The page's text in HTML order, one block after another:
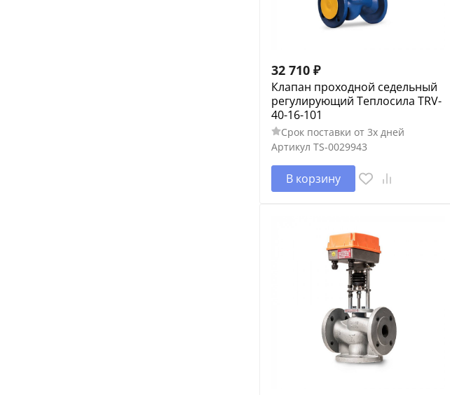
32 710 ₽
Клапан проходной седельный
регулирующий Теплосила TRV-
40-16-101
Срок поставки от 3х дней
Артикул TS-0029943
В корзину